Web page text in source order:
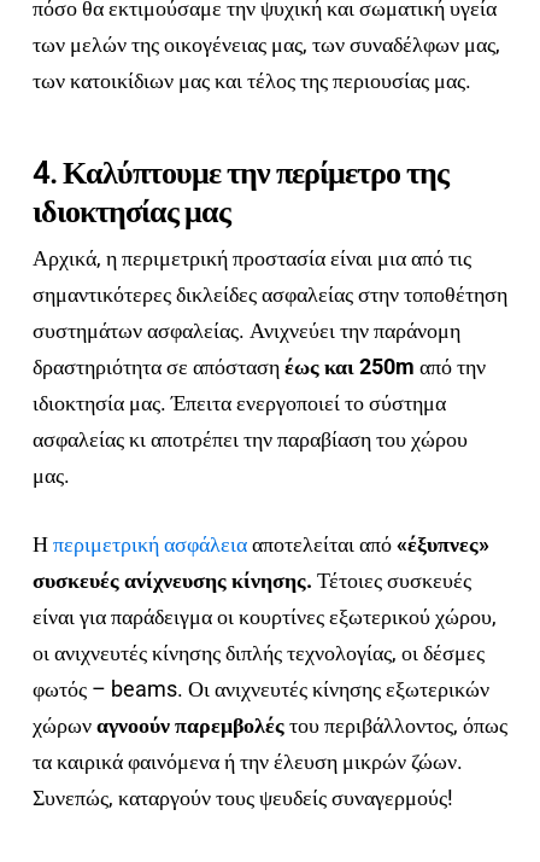
πόσο θα εκτιμούσαμε την ψυχική και σωματική υγεία
των μελών της οικογένειας μας, των συναδέλφων μας,
των κατοικίδιων μας και τέλος της περιουσίας μας.
4. Καλύπτουμε την περίμετρο της
ιδιοκτησίας μας
Αρχικά, η περιμετρική προστασία είναι μια από τις
σημαντικότερες δικλείδες ασφαλείας στην τοποθέτηση
συστημάτων ασφαλείας. Ανιχνεύει την παράνομη
δραστηριότητα σε απόστασηέως και 250m από την
ιδιοκτησία μας. Έπειτα ενεργοποιεί το σύστημα
ασφαλείας κι αποτρέπει την παραβίαση του χώρου
μας.
Ηπεριμετρική ασφάλειααποτελείται από«έξυπνες»
συσκευές ανίχνευσης κίνησης. Τέτοιες συσκευές
είναι για παράδειγμα οι κουρτίνες εξωτερικού χώρου,
οι ανιχνευτές κίνησης διπλής τεχνολογίας, οι δέσμες
φωτός – beams. Οι ανιχνευτές κίνησης εξωτερικών
χώρωναγνοούν παρεμβολέςτου περιβάλλοντος, όπως
τα καιρικά φαινόμενα ή την έλευση μικρών ζώων.
Συνεπώς, καταργούν τους ψευδείς συναγερμούς!